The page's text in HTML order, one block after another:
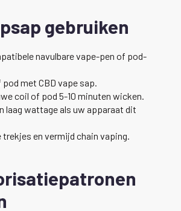
gebruiken
navulbare vape-pen of pod-
pod met CBD vape sap.
coil of pod 5-10 minuten wicken.
laag wattage als uw apparaat dit
trekjes en vermijd chain vaping.